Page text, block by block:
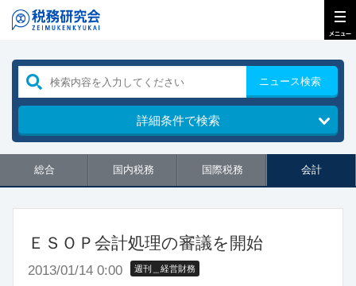
ニュース検索
詳細条件で検索
総合 国内税務 国際税務 会計
ＥＳＯＰ会計処理の審議を開始
2013/01/14 0:00 週刊＿経営財務